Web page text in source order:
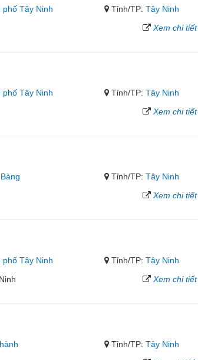
phố Tây Ninh Tỉnh/TP:Tây Ninh
Xem chi tiết
phố Tây Ninh Tỉnh/TP:Tây Ninh
Xem chi tiết
Tỉnh/TP:Tây Ninh
Xem chi tiết
phố Tây Ninh Tỉnh/TP:Tây Ninh
Xem chi tiết
Tỉnh/TP:Tây Ninh